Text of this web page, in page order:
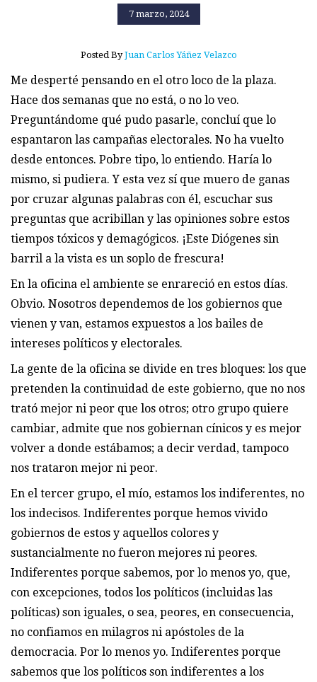
7 marzo, 2024
Posted ByJuan Carlos Yáñez Velazco
Me desperté pensando en el otro loco de la plaza.
Hace dos semanas que no está, o no lo veo.
Preguntándome qué pudo pasarle, concluí que lo
espantaron las campañas electorales. No ha vuelto
desde entonces. Pobre tipo, lo entiendo. Haría lo
mismo, si pudiera. Y esta vez sí que muero de ganas
por cruzar algunas palabras con él, escuchar sus
preguntas que acribillan y las opiniones sobre estos
tiempos tóxicos y demagógicos. ¡Este Diógenes sin
barril a la vista es un soplo de frescura!
En la oficina el ambiente se enrareció en estos días.
Obvio. Nosotros dependemos de los gobiernos que
vienen y van, estamos expuestos a los bailes de
intereses políticos y electorales.
La gente de la oficina se divide en tres bloques: los que
pretenden la continuidad de este gobierno, que no nos
trató mejor ni peor que los otros; otro grupo quiere
cambiar, admite que nos gobiernan cínicos y es mejor
volver a donde estábamos; a decir verdad, tampoco
nos trataron mejor ni peor.
En el tercer grupo, el mío, estamos los indiferentes, no
los indecisos. Indiferentes porque hemos vivido
gobiernos de estos y aquellos colores y
sustancialmente no fueron mejores ni peores.
Indiferentes porque sabemos, por lo menos yo, que,
con excepciones, todos los políticos (incluidas las
políticas) son iguales, o sea, peores, en consecuencia,
no confiamos en milagros ni apóstoles de la
democracia. Por lo menos yo. Indiferentes porque
sabemos que los políticos son indiferentes a los